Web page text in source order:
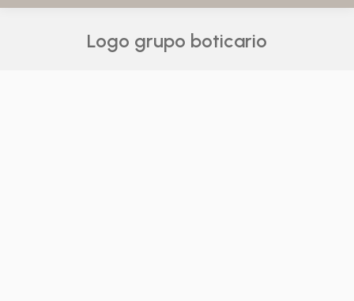
Logo grupo boticario